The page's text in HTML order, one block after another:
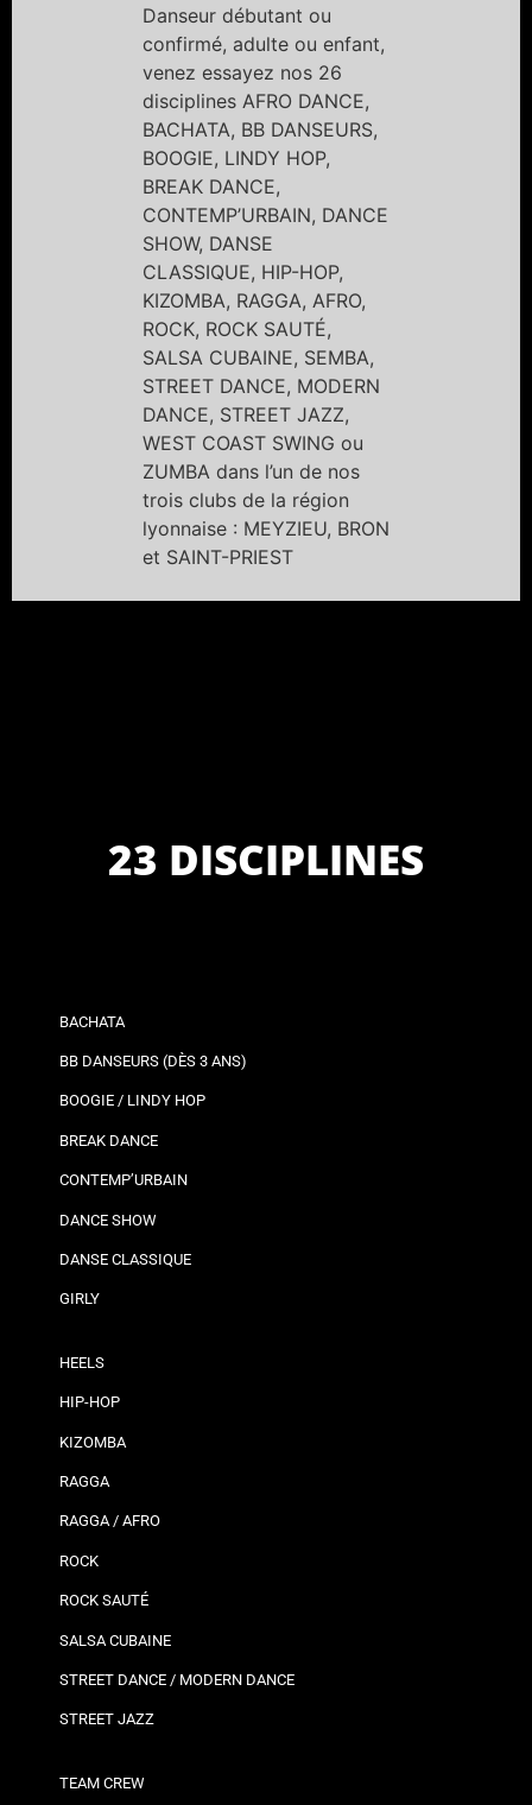
Danseur débutant ou
confirmé, adulte ou enfant,
venez essayez nos 26
disciplines AFRO DANCE,
BACHATA, BB DANSEURS,
BOOGIE, LINDY HOP,
BREAK DANCE,
CONTEMP’URBAIN, DANCE
SHOW, DANSE
CLASSIQUE, HIP-HOP,
KIZOMBA, RAGGA, AFRO,
ROCK, ROCK SAUTÉ,
SALSA CUBAINE, SEMBA,
STREET DANCE, MODERN
DANCE, STREET JAZZ,
WEST COAST SWING ou
ZUMBA dans l’un de nos
trois clubs de la région
lyonnaise : MEYZIEU, BRON
et SAINT-PRIEST
23 DISCIPLINES
BACHATA
BB DANSEURS (DÈS 3 ANS)
BOOGIE / LINDY HOP
BREAK DANCE
CONTEMP’URBAIN
DANCE SHOW
DANSE CLASSIQUE
GIRLY
HEELS
HIP-HOP
KIZOMBA
RAGGA
RAGGA / AFRO
ROCK
ROCK SAUTÉ
SALSA CUBAINE
STREET DANCE / MODERN DANCE
STREET JAZZ
TEAM CREW